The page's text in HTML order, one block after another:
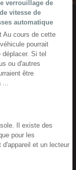
verrouillage de
vitesse de
automatique
Au cours de cette
pourrait
Si tel
ou d'autres
être
...
Il existe des
pour les
et un lecteur